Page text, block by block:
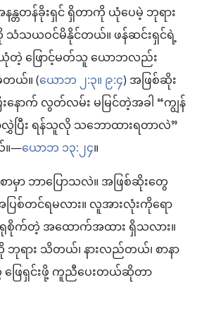
တတန်ခိုးရှင် ရှိတာကို ယုံပေမဲ့ ဘုရား
သယဝင်မိနိုင်တယ်။ ဖန်ဆင်းရှင်ရဲ့
တဲ့ ဖြောင့်မတ်သူ ယောဘလည်း
ယ်။ (ယောဘ ၂:၃။၉:၄) အဖြစ်ဆိုး
ာက် လွတ်လမ်း မမြင်တဲ့အခါ “ကျွန်
ပြီး ရန်သူလို သဘောထားရတာလဲ”
။—ယောဘ ၁၃:၂၄။
ာမှာ ဘာပြောသလဲ။ အဖြစ်ဆိုးတွေ
ြစ်တင်ရမလား။ လူအားလုံးကိုရော
ရုစိုက်တဲ့ အထောက်အထား ရှိသလား။
ရား သိတယ်၊ နားလည်တယ်၊ စာနာ
ဖြေရှင်းဖို့ ကူညီပေးတယ်ဆိုတာ